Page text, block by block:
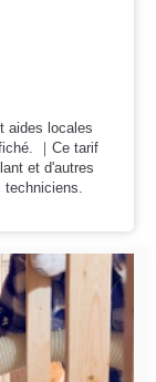
aides locales
｜Ce tarif
et d'autres
techniciens.